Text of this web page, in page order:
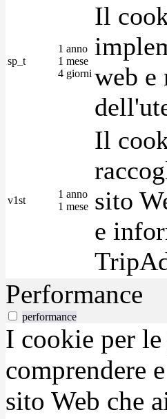
sp_t
1 anno
1 mese
4 giorni
Il
web e
v1st
1 anno
1 mese
Il
sito
e
Performance
performance
I cookie per
comprendere
sito Web che